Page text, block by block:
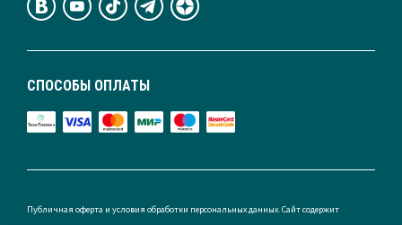
СПОСОБЫ ОПЛАТЫ
Публичная оферта и условия обработки персональных данных. Сайт содержит